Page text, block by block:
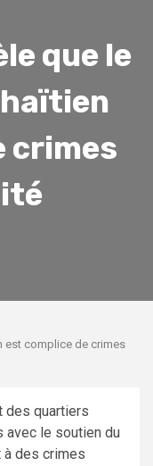
que le
crimes
est complice de crimes
des quartiers
avec le soutien du
à des crimes